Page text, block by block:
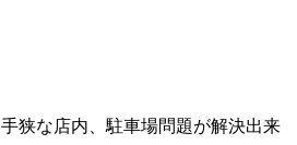
手狭な店内、駐車場問題が解決出来